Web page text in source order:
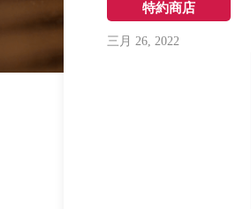
特約商店
三月 26, 2022